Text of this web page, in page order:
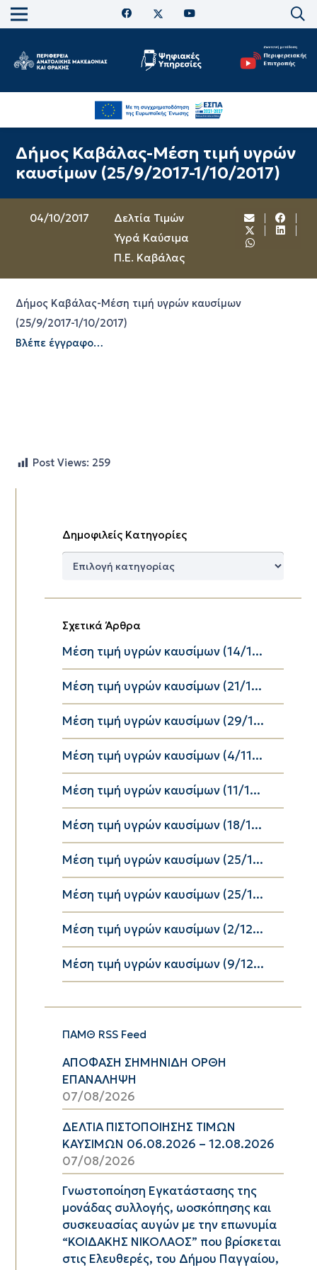
Δήμος Καβάλας-Μέση τιμή υγρών
καυσίμων (25/9/2017-1/10/2017)
04/10/2017
Δελτία Τιμών
Υγρά Καύσιμα
Π.Ε. Καβάλας
Δήμος Καβάλας-Μέση τιμή υγρών καυσίμων
(25/9/2017-1/10/2017)
Βλέπε έγγραφο…
Post Views: 259
Δημοφιλείς Κατηγορίες
Δημοφιλείς
Σχετικά Άρθρα
Μέση τιμή υγρών καυσίμων (14/1...
Μέση τιμή υγρών καυσίμων (21/1...
Μέση τιμή υγρών καυσίμων (29/1...
Μέση τιμή υγρών καυσίμων (4/11...
Μέση τιμή υγρών καυσίμων (11/1...
Μέση τιμή υγρών καυσίμων (18/1...
Μέση τιμή υγρών καυσίμων (25/1...
Μέση τιμή υγρών καυσίμων (25/1...
Μέση τιμή υγρών καυσίμων (2/12...
Μέση τιμή υγρών καυσίμων (9/12...
ΠΑΜΘ RSS Feed
ΑΠΟΦΑΣΗ ΣΗΜΗΝΙΔΗ ΟΡΘΗ
ΕΠΑΝΑΛΗΨΗ
07/08/2026
ΔΕΛΤΙΑ ΠΙΣΤΟΠΟΙΗΣΗΣ ΤΙΜΩΝ
ΚΑΥΣΙΜΩΝ 06.08.2026 – 12.08.2026
07/08/2026
Γνωστοποίηση Εγκατάστασης της
μονάδας συλλογής, ωοσκόπησης και
συσκευασίας αυγών με την επωνυμία
“ΚΟΙΔΑΚΗΣ ΝΙΚΟΛΑΟΣ” που βρίσκεται
στις Ελευθερές, του Δήμου Παγγαίου,